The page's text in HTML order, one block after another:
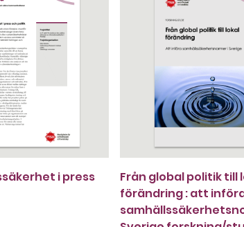
i press
Från global politik till
förändring : att